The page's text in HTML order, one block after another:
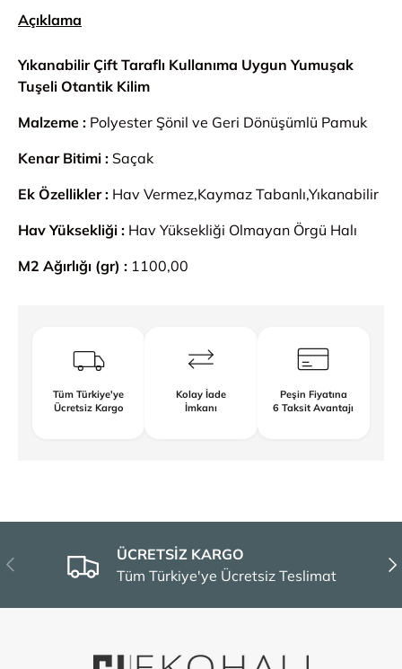
Açıklama
Yıkanabilir Çift Taraflı Kullanıma Uygun Yumuşak
Tuşeli Otantik Kilim
Malzeme : Polyester Şönil ve Geri Dönüşümlü Pamuk
Kenar Bitimi : Saçak
Ek Özellikler : Hav Vermez,Kaymaz Tabanlı,Yıkanabilir
Hav Yüksekliği : Hav Yüksekliği Olmayan Örgü Halı
M2 Ağırlığı (gr) : 1100,00
Tüm Türkiye'ye
Ücretsiz Kargo
Kolay İade
İmkanı
Peşin Fiyatına
6 Taksit Avantajı
Önceki
ÜCRETSİZ KARGO
Tüm Türkiye'ye Ücretsiz Teslimat